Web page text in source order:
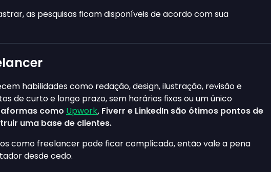
as pesquisas ficam disponíveis de acordo com sua
habilidades como redação, design, ilustração, revisão e
de curto e longo prazo, sem horários fixos ou um único
como Upwork, Fiverr e LinkedIn são ótimos pontos de
uma base de clientes.
como freelancer pode ficar complicado, então vale a pena
desde cedo.